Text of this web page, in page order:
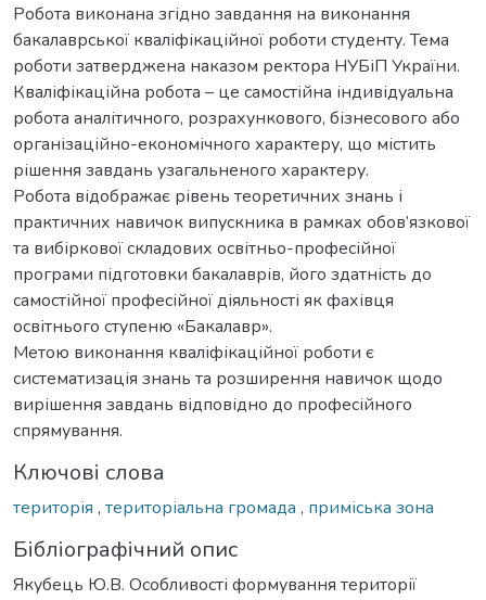
Робота виконана згідно завдання на виконання
бакалаврської кваліфікаційної роботи студенту. Тема
роботи затверджена наказом ректора НУБіП України.
Кваліфікаційна робота – це самостійна індивідуальна
робота аналітичного, розрахункового, бізнесового або
організаційно-економічного характеру, що містить
рішення завдань узагальненого характеру.
Робота відображає рівень теоретичних знань і
практичних навичок випускника в рамках обов’язкової
та вибіркової складових освітньо-професійної
програми підготовки бакалаврів, його здатність до
самостійної професійної діяльності як фахівця
освітнього ступеню «Бакалавр».
Метою виконання кваліфікаційної роботи є
систематизація знань та розширення навичок щодо
вирішення завдань відповідно до професійного
спрямування.
Ключові слова
територія , територіальна громада , приміська зона
Бібліографічний опис
Якубець Ю.В. Особливості формування території